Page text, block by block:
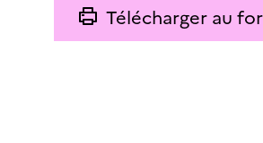
Télécharger au